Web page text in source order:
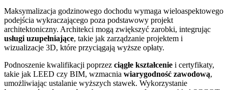
Maksymalizacja godzinowego dochodu wymaga wieloaspektowego
podejścia wykraczającego poza podstawowy projekt
architektoniczny. Architekci mogą zwiększyć zarobki, integrując
usługi uzupełniające, takie jak zarządzanie projektem i
wizualizacje 3D, które przyciągają wyższe opłaty.
Podnoszenie kwalifikacji poprzez ciągłe kształcenie i certyfikaty,
takie jak LEED czy BIM, wzmacnia wiarygodność zawodową,
umożliwiając ustalanie wyższych stawek. Wykorzystanie